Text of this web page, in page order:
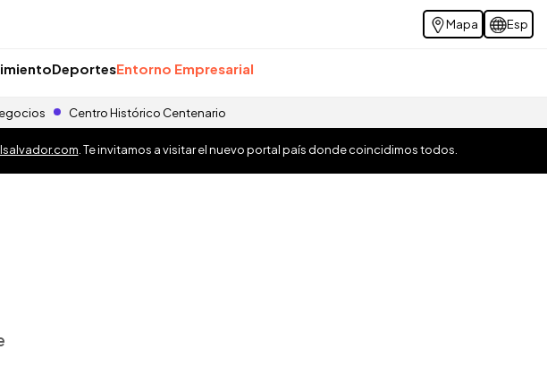
Mapa Esp
DeportesEntorno Empresarial
Centro Histórico Centenario
. Te invitamos a visitar el nuevo portal país donde coincidimos todos.